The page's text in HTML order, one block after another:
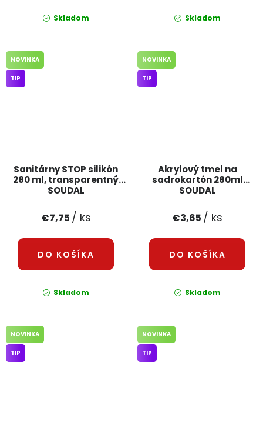
Skladom Skladom
Sanitárny STOP silikón
280 ml, transparentný
SOUDAL
NOVINKA
TIP
€7,75 / ks
DO KOŠÍKA
Skladom
Akrylový tmel na
sadrokartón 280ml
SOUDAL
NOVINKA
TIP
€3,65 / ks
DO KOŠÍKA
Skladom
NOVINKA
TIP
NOVINKA
TIP